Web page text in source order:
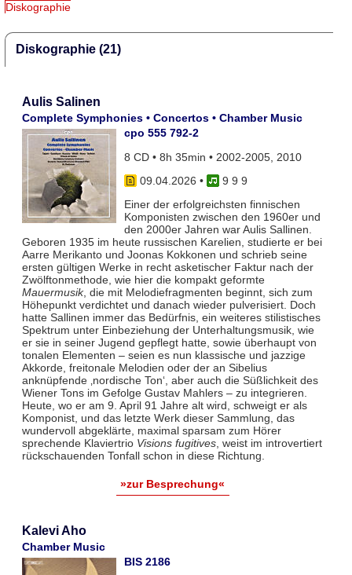
Diskographie
Diskographie (21)
Aulis Salinen
Complete Symphonies • Concertos • Chamber Music
cpo 555 792-2
8 CD • 8h 35min • 2002-2005, 2010
09.04.2026 •
9 9 9
Einer der erfolgreichsten finnischen
Komponisten zwischen den 1960er und
den 2000er Jahren war Aulis Sallinen.
Geboren 1935 im heute russischen Karelien, studierte er bei
Aarre Merikanto und Joonas Kokkonen und schrieb seine
ersten gültigen Werke in recht asketischer Faktur nach der
Zwölftonmethode, wie hier die kompakt geformte
Mauermusik, die mit Melodiefragmenten beginnt, sich zum
Höhepunkt verdichtet und danach wieder pulverisiert. Doch
hatte Sallinen immer das Bedürfnis, ein weiteres stilistisches
Spektrum unter Einbeziehung der Unterhaltungsmusik, wie
er sie in seiner Jugend gepflegt hatte, sowie überhaupt von
tonalen Elementen – seien es nun klassische und jazzige
Akkorde, freitonale Melodien oder der an Sibelius
anknüpfende ‚nordische Ton‘, aber auch die Süßlichkeit des
Wiener Tons im Gefolge Gustav Mahlers – zu integrieren.
Heute, wo er am 9. April 91 Jahre alt wird, schweigt er als
Komponist, und das letzte Werk dieser Sammlung, das
wundervoll abgeklärte, maximal sparsam zum Hörer
sprechende Klaviertrio Visions fugitives, weist im introvertiert
rückschauenden Tonfall schon in diese Richtung.
»zur Besprechung«
Kalevi Aho
Chamber Music
BIS 2186